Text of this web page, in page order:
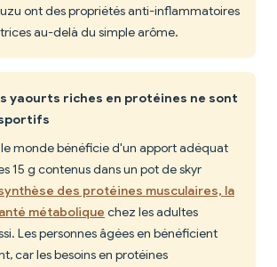
ont des propriétés anti-inflammatoires
au-delà du simple arôme.
yaourts riches en protéines ne sont
le monde bénéficie d'un apport adéquat
15 g contenus dans un pot de skyr
des protéines musculaires, la
métabolique chez les adultes
Les personnes âgées en bénéficient
car les besoins en protéines